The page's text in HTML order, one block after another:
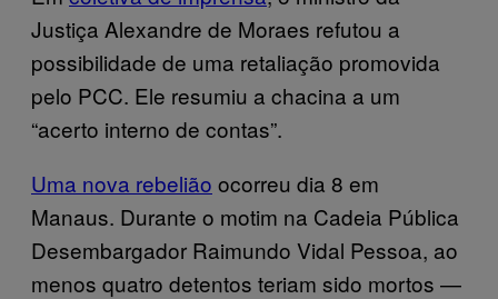
Justiça Alexandre de Moraes refutou a
possibilidade de uma retaliação promovida
pelo PCC. Ele resumiu a chacina a um
“acerto interno de contas”.
Uma nova rebelião ocorreu dia 8 em
Manaus. Durante o motim na Cadeia Pública
Desembargador Raimundo Vidal Pessoa, ao
menos quatro detentos teriam sido mortos —